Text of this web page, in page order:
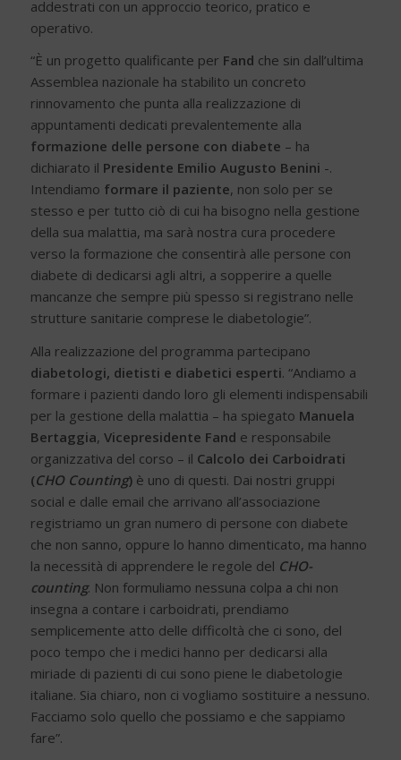
addestrati con un approccio teorico, pratico e
operativo.
“È un progetto qualificante per Fand che sin dall’ultima
Assemblea nazionale ha stabilito un concreto
rinnovamento che punta alla realizzazione di
appuntamenti dedicati prevalentemente alla
formazione delle persone con diabete – ha
dichiarato il Presidente Emilio Augusto Benini -.
Intendiamo formare il paziente, non solo per se
stesso e per tutto ciò di cui ha bisogno nella gestione
della sua malattia, ma sarà nostra cura procedere
verso la formazione che consentirà alle persone con
diabete di dedicarsi agli altri, a sopperire a quelle
mancanze che sempre più spesso si registrano nelle
strutture sanitarie comprese le diabetologie”.
Alla realizzazione del programma partecipano
diabetologi, dietisti e diabetici esperti. “Andiamo a
formare i pazienti dando loro gli elementi indispensabili
per la gestione della malattia – ha spiegato Manuela
Bertaggia, Vicepresidente Fand e responsabile
organizzativa del corso – il Calcolo dei Carboidrati
(CHO Counting)è uno di questi. Dai nostri gruppi
social e dalle email che arrivano all’associazione
registriamo un gran numero di persone con diabete
che non sanno, oppure lo hanno dimenticato, ma hanno
la necessità di apprendere le regole del CHO-
counting. Non formuliamo nessuna colpa a chi non
insegna a contare i carboidrati, prendiamo
semplicemente atto delle difficoltà che ci sono, del
poco tempo che i medici hanno per dedicarsi alla
miriade di pazienti di cui sono piene le diabetologie
italiane. Sia chiaro, non ci vogliamo sostituire a nessuno.
Facciamo solo quello che possiamo e che sappiamo
fare”.